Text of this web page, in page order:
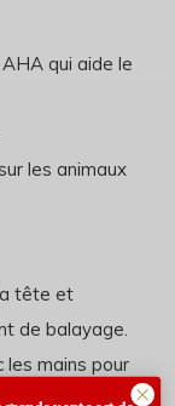
qui aide le
les animaux
tête et
de balayage.
les mains pour
d'habitude.